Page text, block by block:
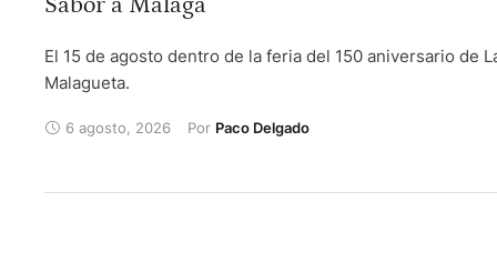
Chamaco, Guadajira, José González. Adrián Centenera,
-. Corrida de toros desafío ganadero con reses de
y Juan Luis Fraile para Pérez Mota, Alberto Lamelas y José
Carlos Venegas. 20 de septiembre -. Corrida de toros
desafío ganadero con astados de Veiga Teixeira y Partido
Pilar. 27 de septiembre-. Corrida de toros concurso de
El 15 de agosto dentro de la feria del 150 aniversario de
Malagueta.
6 agosto, 2026 Por Paco Delgado